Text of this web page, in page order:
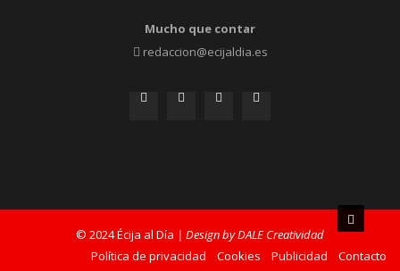
Mucho que contar
redaccion@ecijaldia.es
© 2024 Écija al Día | Design by DALE Creatividad
Política de privacidad
Cookies Publicidad Contacto